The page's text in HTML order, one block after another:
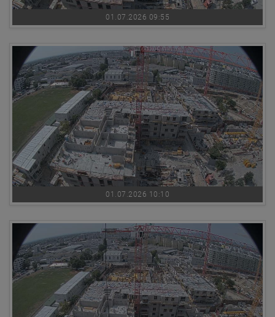
01.07.2026 09:55
01.07.2026 10:10